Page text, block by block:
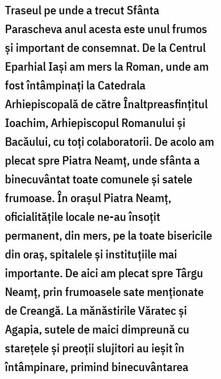
Traseul pe unde a trecut Sfânta
Parascheva anul acesta este unul frumos
și important de consemnat. De la Centrul
Eparhial Iași am mers la Roman, unde am
fost întâmpinați la Catedrala
Arhiepiscopală de către Înaltpreasfințitul
Ioachim, Arhiepiscopul Romanului și
Bacăului, cu toți colaboratorii. De acolo am
plecat spre Piatra Neamț, unde sfânta a
binecuvântat toate comunele și satele
frumoase. În orașul Piatra Neamț,
oficialitățile locale ne-au însoțit
permanent, din mers, pe la toate bisericile
din oraș, spitalele și instituțiile mai
importante. De aici am plecat spre Târgu
Neamț, prin frumoasele sate menționate
de Creangă. La mănăstirile Văratec și
Agapia, sutele de maici dimpreună cu
starețele și preoții slujitori au ieșit în
întâmpinare, primind binecuvântarea